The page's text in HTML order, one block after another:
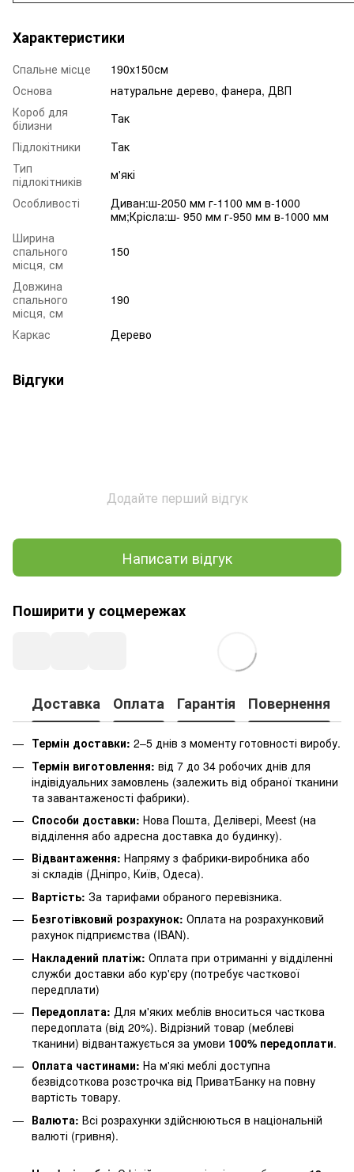
Характеристики
Спальне місце
190x150см
Основа
натуральне дерево, фанера, ДВП
Короб для
білизни
Так
Підлокітники
Так
Тип
підлокітників
м'які
Особливості
Диван:ш-2050 мм г-1100 мм в-1000
мм;Крісла:ш- 950 мм г-950 мм в-1000 мм
Ширина
спального
місця, см
150
Довжина
спального
місця, см
190
Каркас Дерево
Відгуки
Додайте перший відгук
Написати відгук
Поширити у соцмережах
Доставка Оплата Гарантія Повернення
Термін доставки: 2–5 днів з моменту готовності виробу.
Термін виготовлення: від 7 до 34 робочих днів для
індівідуальних замовлень (залежить від обраної тканини
та завантаженості фабрики).
Способи доставки: Нова Пошта, Делівері, Meest (на
відділення або адресна доставка до будинку).
Відвантаження: Напряму з фабрики-виробника або
зі складів (Дніпро, Київ, Одеса).
Вартість: За тарифами обраного перевізника.
Безготівковий розрахунок: Оплата на розрахунковий
рахунок підприємства (IBAN).
Накладений платіж: Оплата при отриманні у відділенні
служби доставки або кур'єру (потребує часткової
передплати)
Передоплата: Для м'яких меблів вноситься часткова
передоплата (від 20%). Відрізний товар (меблеві
тканини) відвантажується за умови 100% передоплати.
Оплата частинами: На м'які меблі доступна
безвідсоткова розстрочка від ПриватБанку на повну
вартість товару.
Валюта: Всі розрахунки здійснюються в національній
валюті (гривня).